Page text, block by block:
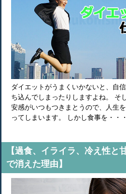
ダイエットがうまくいかないと、自
ち込んでしまったりしますよね。 そ
安感がいつもつきまとうので、人生
ってしまいます。 しかし食事を・・
【過食、イライラ、冷え性と
で消えた理由】